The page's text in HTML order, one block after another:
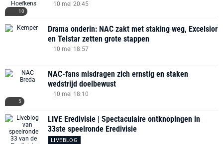
10
10 mei 20:45
Drama onderin: NAC zakt met staking weg, Excelsior
en Telstar zetten grote stappen
10 mei 18:57
5
NAC-fans misdragen zich ernstig en staken
wedstrijd doelbewust
10 mei 18:10
LIVE Eredivisie | Spectaculaire ontknopingen in
33ste speelronde Eredivisie
LIVEBLOG